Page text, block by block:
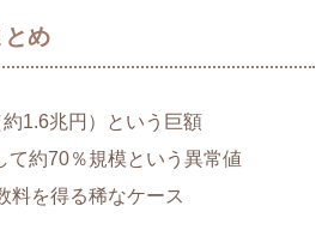
とめ
1.6兆円）という巨額
て約70％規模という異常値
を得る稀なケース